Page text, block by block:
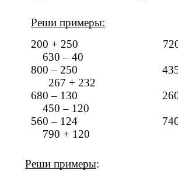
Реши примеры:
200 + 250
630 – 40
800 – 250
267 + 232
680 – 130
450 – 120
560 – 124
790 + 120
Реши примеры: